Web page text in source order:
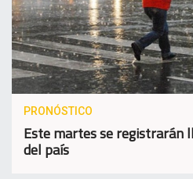
PRONÓSTICO
Este martes se registrarán
del país